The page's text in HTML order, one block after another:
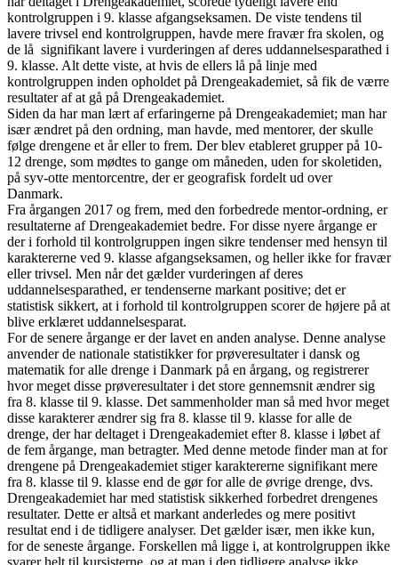
kontrolgruppen i 9. klasse afgangseksamen. De viste tendens til
lavere trivsel end kontrolgruppen, havde mere fravær fra skolen, og
de lå signifikant lavere i vurderingen af deres uddannelsesparathed i
9. klasse. Alt dette viste, at hvis de ellers lå på linje med
kontrolgruppen inden opholdet på Drengeakademiet, så fik de værre
resultater af at gå på Drengeakademiet.
Siden da har man lært af erfaringerne på Drengeakademiet; man har
især ændret på den ordning, man havde, med mentorer, der skulle
følge drengene et år eller to frem. Der blev etableret grupper på 10-
12 drenge, som mødtes to gange om måneden, uden for skoletiden,
på syv-otte mentorcentre, der er geografisk fordelt ud over
Danmark.
Fra årgangen 2017 og frem, med den forbedrede mentor-ordning, er
resultaterne af Drengeakademiet bedre. For disse nyere årgange er
der i forhold til kontrolgruppen ingen sikre tendenser med hensyn til
karaktererne ved 9. klasse afgangseksamen, og heller ikke for fravær
eller trivsel. Men når det gælder vurderingen af deres
uddannelsesparathed, er tendenserne markant positive; det er
statistisk sikkert, at i forhold til kontrolgruppen scorer de højere på at
blive erklæret uddannelsesparat.
For de senere årgange er der lavet en anden analyse. Denne analyse
anvender de nationale statistikker for prøveresultater i dansk og
matematik for alle drenge i Danmark på en årgang, og registrerer
hvor meget disse prøveresultater i det store gennemsnit ændrer sig
fra 8. klasse til 9. klasse. Det sammenholder man så med hvor meget
disse karakterer ændrer sig fra 8. klasse til 9. klasse for alle de
drenge, der har deltaget i Drengeakademiet efter 8. klasse i løbet af
de fem årgange, man betragter. Med denne metode finder man at for
drengene på Drengeakademiet stiger karaktererne signifikant mere
fra 8. klasse til 9. klasse end de gør for alle de øvrige drenge, dvs.
Drengeakademiet har med statistisk sikkerhed forbedret drengenes
resultater. Dette er altså et markant anderledes og mere positivt
resultat end i de tidligere analyser. Det gælder især, men ikke kun,
for de seneste årgange. Forskellen må ligge i, at kontrolgruppen ikke
svarer helt til kursisterne, og at man i den tidligere analyse ikke